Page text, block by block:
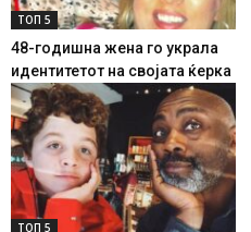
ТОП 5
48-годишна жена го украла
идентитетот на својата ќерка
ТОП 5